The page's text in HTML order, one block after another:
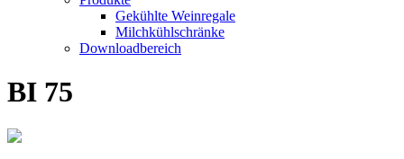
Gekühlte Weinregale
Milchkühlschränke
Downloadbereich
BI 75